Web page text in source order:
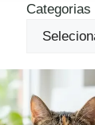
Categorias